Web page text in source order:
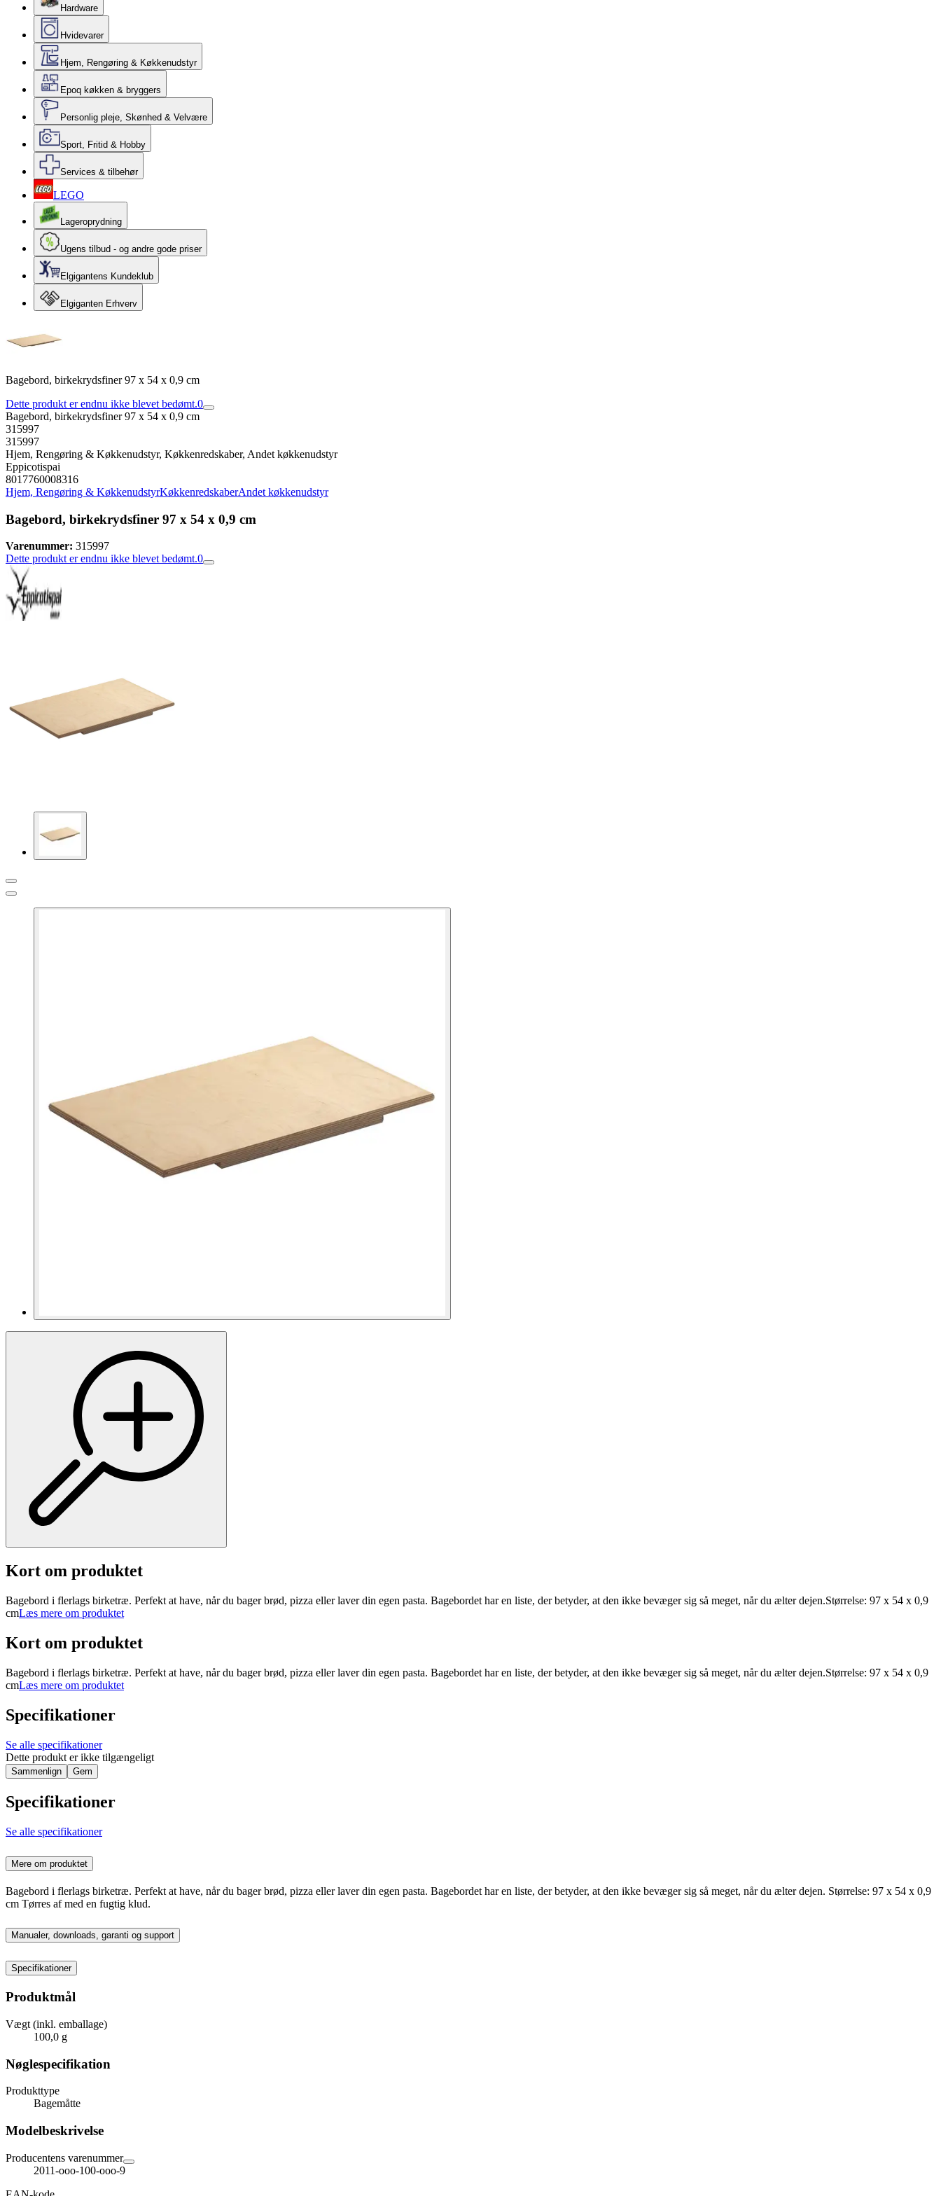
Hardware
Hvidevarer
Hjem, Rengøring & Køkkenudstyr
Epoq køkken & bryggers
Personlig pleje, Skønhed & Velvære
Sport, Fritid & Hobby
Services & tilbehør
LEGO
Lageroprydning
Ugens tilbud - og andre gode priser
Elgigantens Kundeklub
Elgiganten Erhverv
Bagebord, birkekrydsfiner 97 x 54 x 0,9 cm
Dette produkt er endnu ikke blevet bedømt.0
Bagebord, birkekrydsfiner 97 x 54 x 0,9 cm
315997
315997
Hjem, Rengøring & Køkkenudstyr, Køkkenredskaber, Andet køkkenudstyr
Eppicotispai
8017760008316
Hjem, Rengøring & KøkkenudstyrKøkkenredskaberAndet køkkenudstyr
Bagebord, birkekrydsfiner 97 x 54 x 0,9 cm
Varenummer: 315997
Dette produkt er endnu ikke blevet bedømt.0
Kort om produktet
Bagebord i flerlags birketræ. Perfekt at have, når du bager brød, pizza eller laver din egen pasta. Bagebordet har en liste, der betyder, at den ikke bevæger sig så meget, når du ælter dejen.Størrelse: 97 x 54 x 0,9
cmLæs mere om produktet
Kort om produktet
Bagebord i flerlags birketræ. Perfekt at have, når du bager brød, pizza eller laver din egen pasta. Bagebordet har en liste, der betyder, at den ikke bevæger sig så meget, når du ælter dejen.Størrelse: 97 x 54 x 0,9
cmLæs mere om produktet
Specifikationer
Se alle specifikationer
Dette produkt er ikke tilgængeligt
Sammenlign Gem
Specifikationer
Se alle specifikationer
Mere om produktet
Bagebord i flerlags birketræ. Perfekt at have, når du bager brød, pizza eller laver din egen pasta. Bagebordet har en liste, der betyder, at den ikke bevæger sig så meget, når du ælter dejen. Størrelse: 97 x 54 x 0,9
cm Tørres af med en fugtig klud.
Manualer, downloads, garanti og support
Specifikationer
Produktmål
Vægt (inkl. emballage)
100,0 g
Nøglespecifikation
Produkttype
Bagemåtte
Modelbeskrivelse
Producentens varenummer
2011-ooo-100-ooo-9